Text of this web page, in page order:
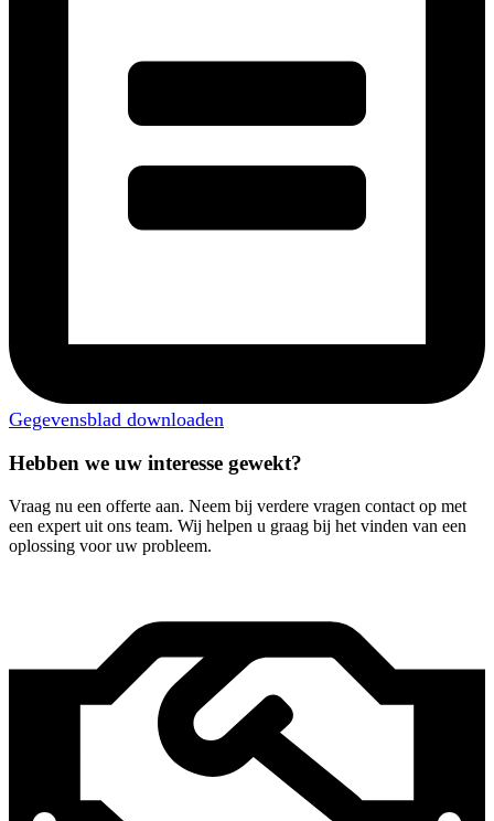
Gegevensblad downloaden
Hebben we uw interesse gewekt?
Vraag nu een offerte aan. Neem bij verdere vragen contact op met
een expert uit ons team. Wij helpen u graag bij het vinden van een
oplossing voor uw probleem.